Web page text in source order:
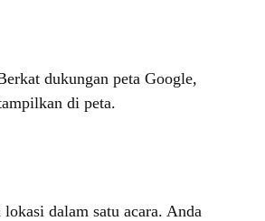
dukungan peta Google,
di peta.
dalam satu acara. Anda